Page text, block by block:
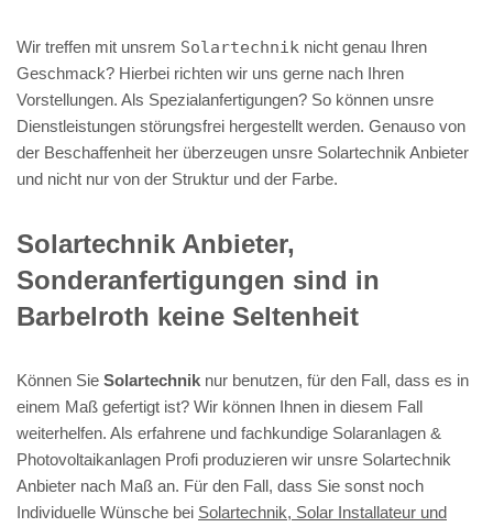
Wir treffen mit unsrem Solartechnik nicht genau Ihren
Geschmack? Hierbei richten wir uns gerne nach Ihren
Vorstellungen. Als Spezialanfertigungen? So können unsre
Dienstleistungen störungsfrei hergestellt werden. Genauso von
der Beschaffenheit her überzeugen unsre Solartechnik Anbieter
und nicht nur von der Struktur und der Farbe.
Solartechnik Anbieter,
Sonderanfertigungen sind in
Barbelroth keine Seltenheit
Können Sie Solartechnik nur benutzen, für den Fall, dass es in
einem Maß gefertigt ist? Wir können Ihnen in diesem Fall
weiterhelfen. Als erfahrene und fachkundige Solaranlagen &
Photovoltaikanlagen Profi produzieren wir unsre Solartechnik
Anbieter nach Maß an. Für den Fall, dass Sie sonst noch
Individuelle Wünsche bei Solartechnik, Solar Installateur und